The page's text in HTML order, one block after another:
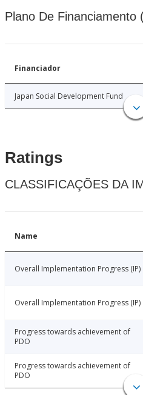
Plano De Financiamento
Financiador
Japan Social Development Fund
Ratings
CLASSIFICAÇÕES DA
Name
Overall Implementation Progress (IP)
Overall Implementation Progress (IP)
Progress towards achievement of
PDO
Progress towards achievement of
PDO